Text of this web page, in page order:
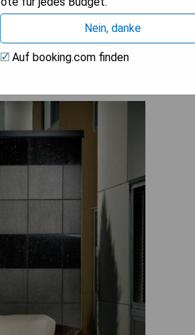
Nein, danke
Auf booking.com finden